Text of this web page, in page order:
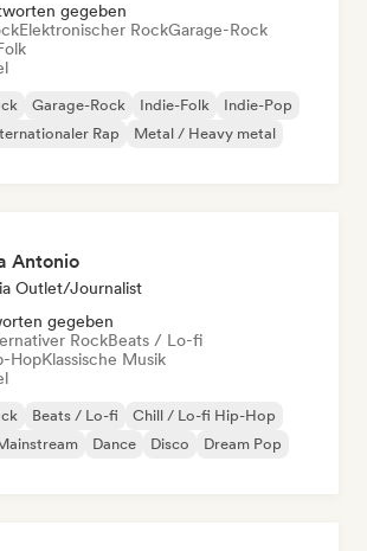
gegeben
Elektronischer RockGarage-Rock
Garage-Rock Indie-Folk
Indie-Pop
Rap
Metal / Heavy metal
Antonio
Outlet/Journalist
gegeben
RockBeats / Lo-fi
HopKlassische Musik
Beats / Lo-fi
Chill / Lo-fi Hip-Hop
Dance Disco
Dream Pop